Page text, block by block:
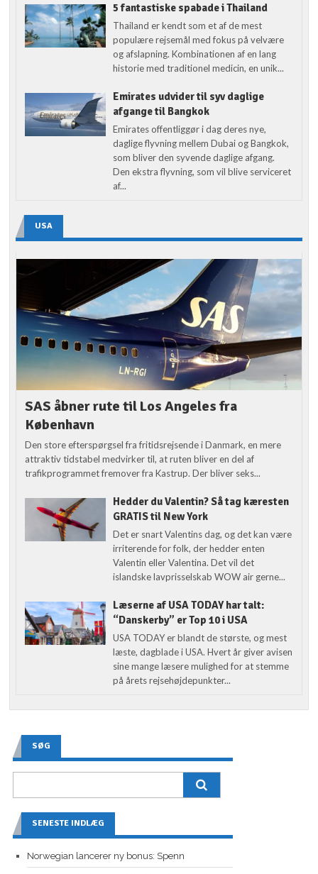
5 fantastiske spabade i Thailand
Thailand er kendt som et af de mest
populære rejsemål med fokus på velvære
og afslapning. Kombinationen af en lang
historie med traditionel medicin, en unik...
Emirates udvider til syv daglige
afgange til Bangkok
Emirates offentliggør i dag deres nye,
daglige flyvning mellem Dubai og Bangkok,
som bliver den syvende daglige afgang.
Den ekstra flyvning, som vil blive serviceret
af...
USA
SAS åbner rute til Los Angeles fra
København
Den store efterspørgsel fra fritidsrejsende i Danmark, en mere
attraktiv tidstabel medvirker til, at ruten bliver en del af
trafikprogrammet fremover fra Kastrup. Der bliver seks...
Hedder du Valentin? Så tag kæresten
GRATIS til New York
Det er snart Valentins dag, og det kan være
irriterende for folk, der hedder enten
Valentin eller Valentina. Det vil det
islandske lavprisselskab WOW air gerne...
Læserne af USA TODAY har talt:
“Danskerby” er Top 10 i USA
USA TODAY er blandt de største, og mest
læste, dagblade i USA. Hvert år giver avisen
sine mange læsere mulighed for at stemme
på årets rejsehøjdepunkter...
SØG
SENESTE INDLÆG
Norwegian lancerer ny bonus: Spenn